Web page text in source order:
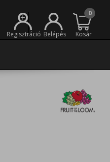
+
Regisztráció Belépés
0
Kosár